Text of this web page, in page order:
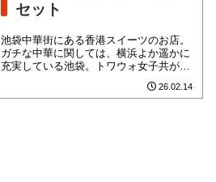
セット
池袋中華街にある香港スイーツのお店。
ガチな中華に関しては、横浜よか遥かに
充実している池袋。トワウォ女子共が喜
びそうなスイーツのお店もできているよ
うだけど・・・いやいや、怪し... 26.02.14